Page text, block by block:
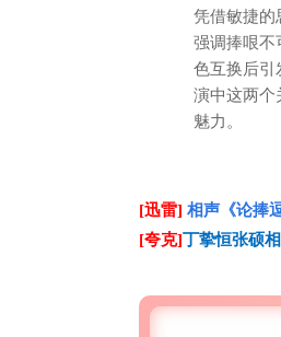
凭借敏捷的
强调捧哏不
色互换后引
演中这两个
魅力。
[迅雷] 相声《论捧
[夸克]丁挚恒张硕